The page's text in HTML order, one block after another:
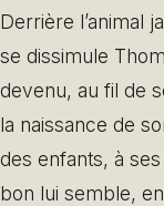
Derrière l’animal
se dissimule
devenu, au fil de
la naissance de
des enfants, à
bon lui semble,